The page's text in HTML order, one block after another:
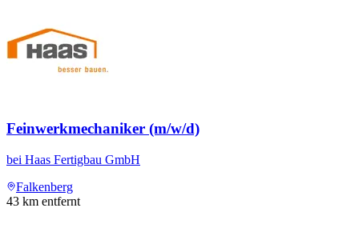
Feinwerkmechaniker (m/w/d)
bei Haas Fertigbau GmbH
Falkenberg
43 km entfernt